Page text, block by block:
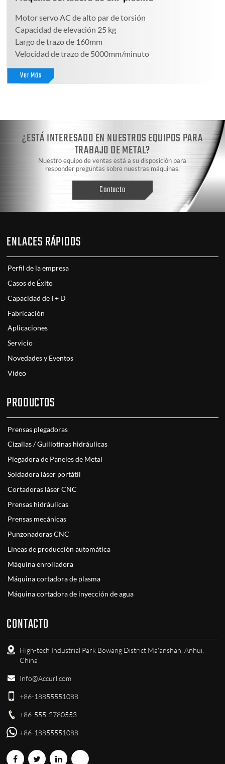
Motor servo AC de alto par de torsión
Capacidad de elevación 25 kg
Largo de trazo de 160mm
Velocidad de trazo de 5000mm/minuto
Ver Más
¿ESTÁ INTERESADO EN NUESTROS EQUIPOS PARA
TRABAJO DE METAL?
Nuestro equipo de ventas está a su disposición para
responder preguntas sobre nuestras máquinas.
Contacto
ENLACES RÁPIDOS
Perfil de la empresa
Casos de Éxito
Capacidad de I + D
Fabricación
Aplicaciones
Servicio
Novedades y Eventos
Vídeo
PRODUCTOS
Prensas plegadoras
Cizallas / Guillotinas hidráulicas
Plegadora de Paneles de Metal
Soldadora láser portátil
Cortadoras láser CNC
Prensas hidráulicas
Prensas mecánicas
Punzonadoras CNC
Líneas de producción automática
Máquina enrolladora
Máquina cortadora de plasma
Máquina cortadora de inyección de agua
CONTACTO
High-tech Industrial Park Bowang District Ma'anshan, Anhui,
China
Info@Accurl.com
+86-18855551088
+86-555-2780553
+86-18855551088